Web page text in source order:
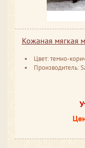
Кожаная мягкая
Цвет: темно-
Производитель: